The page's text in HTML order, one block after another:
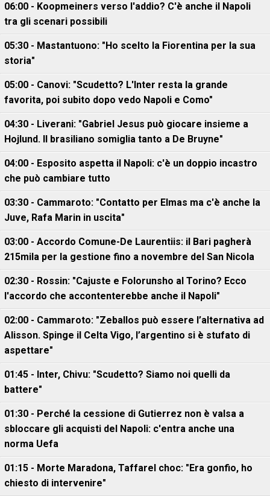
06:00 - Koopmeiners verso l'addio? C'è anche il Napoli
tra gli scenari possibili
05:30 - Mastantuono: "Ho scelto la Fiorentina per la sua
storia"
05:00 - Canovi: "Scudetto? L'Inter resta la grande
favorita, poi subito dopo vedo Napoli e Como"
04:30 - Liverani: "Gabriel Jesus può giocare insieme a
Hojlund. Il brasiliano somiglia tanto a De Bruyne"
04:00 - Esposito aspetta il Napoli: c'è un doppio incastro
che può cambiare tutto
03:30 - Cammaroto: "Contatto per Elmas ma c'è anche la
Juve, Rafa Marin in uscita"
03:00 - Accordo Comune-De Laurentiis: il Bari pagherà
215mila per la gestione fino a novembre del San Nicola
02:30 - Rossin: "Cajuste e Folorunsho al Torino? Ecco
l'accordo che accontenterebbe anche il Napoli"
02:00 - Cammaroto: "Zeballos può essere l’alternativa ad
Alisson. Spinge il Celta Vigo, l’argentino si è stufato di
aspettare"
01:45 - Inter, Chivu: "Scudetto? Siamo noi quelli da
battere"
01:30 - Perché la cessione di Gutierrez non è valsa a
sbloccare gli acquisti del Napoli: c'entra anche una
norma Uefa
01:15 - Morte Maradona, Taffarel choc: "Era gonfio, ho
chiesto di intervenire"